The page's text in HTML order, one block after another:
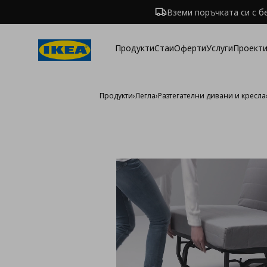
Вземи поръчката си с
ПродуктиСтаиОфертиУслуги
Продукти›Легла›Разтегателни дивани и кресла›